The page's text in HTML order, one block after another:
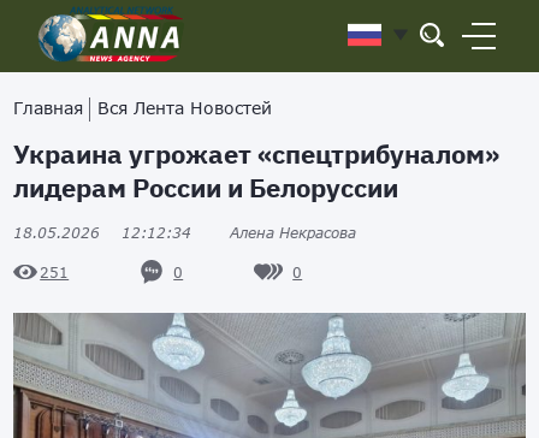
Главная Вся Лента Новостей
Украина угрожает «спецтрибуналом»
лидерам России и Белоруссии
18.05.2026 12:12:34 Алена Некрасова
251 0 0